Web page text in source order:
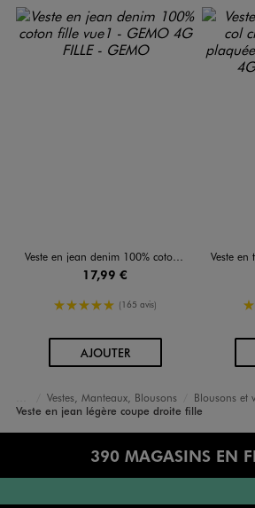
Veste en jean denim 100% coton fille
17,99 €
5/5 de moyenne
(165 avis)
AJOUTERAU PANIER
Veste en twill de
Accueil
Fille
Vêtements
Vestes, Manteaux, Blousons
Blousons et
Veste en jean légère coupe droite fille
390 MAGASINS EN